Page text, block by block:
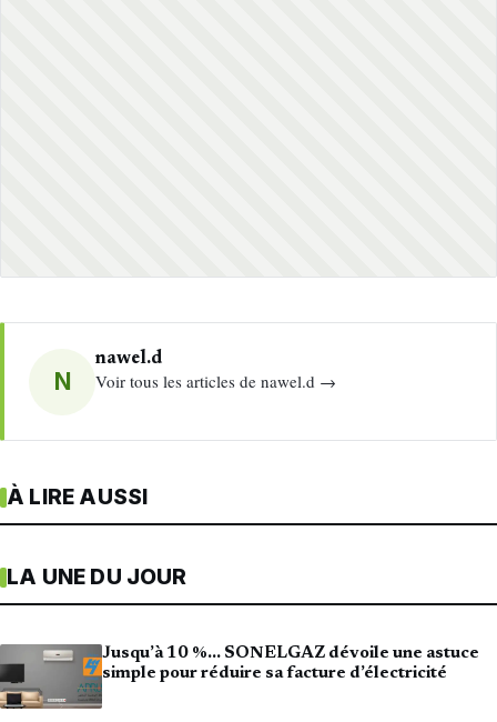
N
nawel.d
Voir tous les articles de nawel.d →
À LIRE AUSSI
LA UNE DU JOUR
Jusqu’à 10 %… SONELGAZ dévoile une astuce
simple pour réduire sa facture d’électricité